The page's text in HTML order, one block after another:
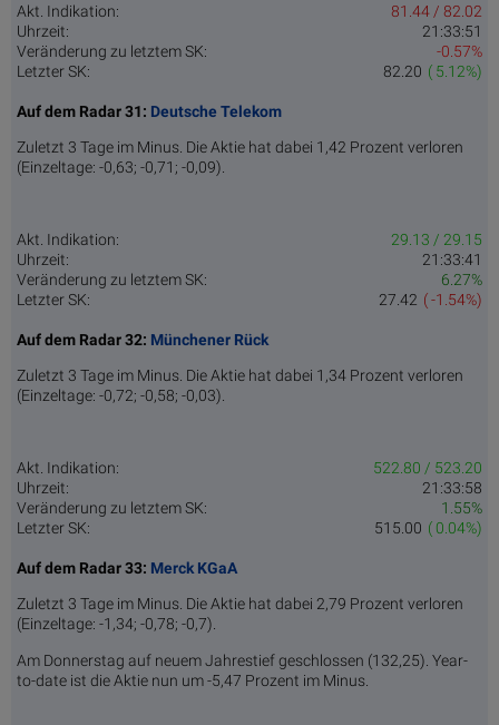
Akt. Indikation:
81.44 / 82.02
Uhrzeit:
21:33:51
Veränderung zu letztem SK:
-0.57%
Letzter SK:
( 5.12%)
82.20
Auf dem Radar 31: Deutsche Telekom
Zuletzt 3 Tage im Minus. Die Aktie hat dabei 1,42 Prozent verloren
(Einzeltage: -0,63; -0,71; -0,09).
Akt. Indikation:
29.13 / 29.15
Uhrzeit:
21:33:41
Veränderung zu letztem SK:
6.27%
Letzter SK:
( -1.54%)
27.42
Auf dem Radar 32: Münchener Rück
Zuletzt 3 Tage im Minus. Die Aktie hat dabei 1,34 Prozent verloren
(Einzeltage: -0,72; -0,58; -0,03).
Akt. Indikation:
522.80 / 523.20
Uhrzeit:
21:33:58
Veränderung zu letztem SK:
1.55%
Letzter SK:
( 0.04%)
515.00
Auf dem Radar 33: Merck KGaA
Zuletzt 3 Tage im Minus. Die Aktie hat dabei 2,79 Prozent verloren
(Einzeltage: -1,34; -0,78; -0,7).
Am Donnerstag auf neuem Jahrestief geschlossen (132,25). Year-
to-date ist die Aktie nun um -5,47 Prozent im Minus.